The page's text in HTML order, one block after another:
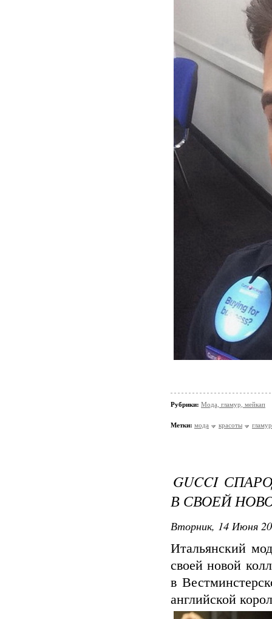
Рубрики: Мода, гламур, мейкап
Метки: мода красоты гламур
GUCCI
В СВОЕЙ
Вторник, 14 Июня
Итальянский
своей новой
в
английской